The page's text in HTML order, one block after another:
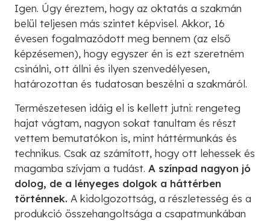
Igen. Úgy éreztem, hogy az oktatás a szakmán
belül teljesen más szintet képvisel. Akkor, 16
évesen fogalmazódott meg bennem (az első
képzésemen), hogy egyszer én is ezt szeretném
csinálni, ott állni és ilyen szenvedélyesen,
határozottan és tudatosan beszélni a szakmáról.
Természetesen idáig el is kellett jutni: rengeteg
hajat vágtam, nagyon sokat tanultam és részt
vettem bemutatókon is, mint háttérmunkás és
technikus. Csak az számított, hogy ott lehessek és
magamba szívjam a tudást. A színpad nagyon jó
dolog, de a lényeges dolgok a háttérben
történnek. A kidolgozottság, a részletesség és a
produkció összehangoltsága a csapatmunkában